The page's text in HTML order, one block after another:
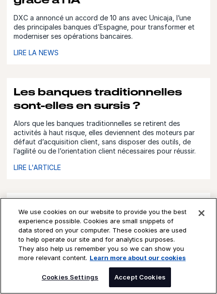
DXC a annoncé un accord de 10 ans avec Unicaja, l’une
des principales banques d’Espagne, pour transformer et
moderniser ses opérations bancaires.
LIRE LA NEWS
Les banques traditionnelles
sont-elles en sursis ?
Alors que les banques traditionnelles se retirent des
activités à haut risque, elles deviennent des moteurs par
défaut d’acquisition client, sans disposer des outils, de
l’agilité ou de l’orientation client nécessaires pour réussir.
LIRE L'ARTICLE
ambitieuses ont-elles besoin
d’un contrôle prioritaire de leur
plateforme de trading ?
projet ni un audit. C’est un diagnostic court, structuré et
rentable conçu pour apporter clarté, confiance et
We use cookies on our website to provide you the best
experience possible. Cookies are small snippets of
data stored on your computer. These cookies are used
to help operate our site and for analytics purposes.
They also help us remember you so we can show you
more relevant content. Learn more about our cookies
Cookies Settings Accept Cookies